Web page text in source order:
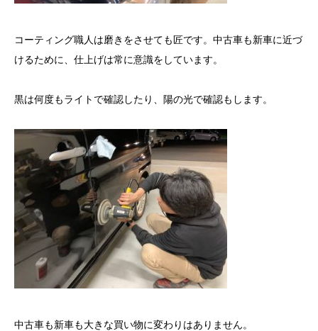
コーティング職人は磨きをさせても匠です。中古車も新車に近づ
けるために、仕上げは常に意識をしています。
黒は何度もライトで確認したり、陽の光で確認もします。
中古車も新車も大きな買い物に変わりはありません。